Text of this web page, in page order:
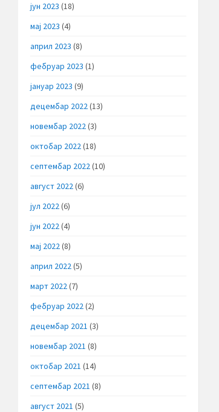
јун 2023 (18)
мај 2023 (4)
април 2023 (8)
фебруар 2023 (1)
јануар 2023 (9)
децембар 2022(13)
новембар 2022(3)
октобар 2022(18)
септембар 2022(10)
август 2022(6)
јул 2022(6)
јун 2022(4)
мај 2022(8)
април 2022(5)
март 2022(7)
фебруар 2022(2)
децембар 2021 (3)
новембар 2021 (8)
октобар 2021 (14)
септембар 2021 (8)
август 2021 (5)